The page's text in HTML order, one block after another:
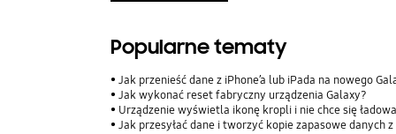
Popularne tematy
Jak przenieść dane z iPhone’a lub iPada na nowego
Jak wykonać reset fabryczny urządzenia Galaxy?
Urządzenie wyświetla ikonę kropli i nie chce się
Jak przesyłać dane i tworzyć kopie zapasowe